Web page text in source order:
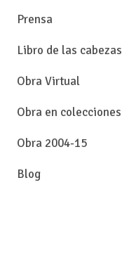
Prensa
Libro de las cabezas
Obra Virtual
Obra en colecciones
Obra 2004-15
Blog